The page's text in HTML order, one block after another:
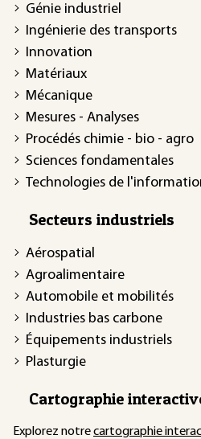
Génie industriel
Ingénierie des transports
Innovation
Matériaux
Mécanique
Mesures - Analyses
Procédés chimie - bio - agro
Sciences fondamentales
Technologies de
Secteurs industriels
Aérospatial
Agroalimentaire
Automobile et mobilités
Industries bas carbone
Équipements industriels
Plasturgie
Cartographie
Explorez notrecartographie